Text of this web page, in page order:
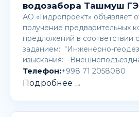
водозабора Ташмуш
АО «Гидропроект» объявляет
получение предварительных
предложений в соответствии
заданием: "Инженерно-
изыскания: -
Телефон:+998 71 2058080
Подробнее →